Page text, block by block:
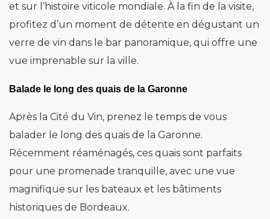
et sur l’histoire viticole mondiale. À la fin de la visite,
profitez d’un moment de détente en dégustant un
verre de vin dans le bar panoramique, qui offre une
vue imprenable sur la ville.
Balade le long des quais de la Garonne
Après la Cité du Vin, prenez le temps de vous
balader le long des quais de la Garonne.
Récemment réaménagés, ces quais sont parfaits
pour une promenade tranquille, avec une vue
magnifique sur les bateaux et les bâtiments
historiques de Bordeaux.